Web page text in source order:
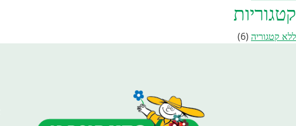
קטגוריות
ללא קטגוריה(6)